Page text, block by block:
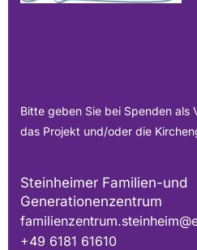
Bitte geben Sie bei Spenden als
das Projekt und/oder die
Steinheimer Familien-und
Generationenzentrum
+49 6181 61610